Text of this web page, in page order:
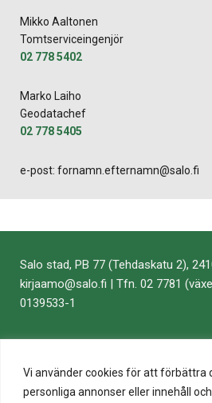
Vi använder cookies för att förbättra
personliga annonser eller innehåll
Mikko Aaltonen
Tomtserviceingenjör
02 778 5402
Marko Laiho
Geodatachef
02 778 5405
e-post: fornamn.efternamn@salo.fi
Salo stad, PB 77 (Tehdaskatu 2),
kirjaamo​@​salo.​fi​ | Tfn. 02 7781
0139533-1